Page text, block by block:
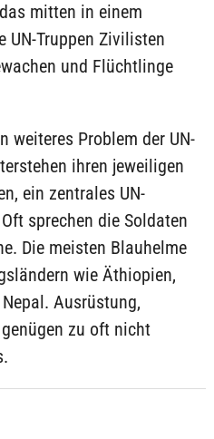
mitten in einem
UN-Truppen Zivilisten
und Flüchtlinge
weiteres Problem der UN-
ihren jeweiligen
ein zentrales UN-
sprechen die Soldaten
Die meisten Blauhelme
wie Äthiopien,
Ausrüstung,
zu oft nicht